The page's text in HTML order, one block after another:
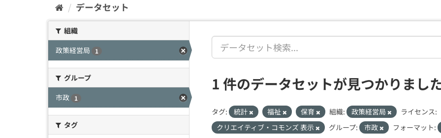
データセット
組織
政策経営局
1
グループ
市政
1
タグ
1 件のデータセットが見つかりまし
タグ: 統計 福祉 保育 組織: 政策経営局
ライセンス:
クリエイティブ・コモンズ 表示
グループ: 市政 フォーマット: